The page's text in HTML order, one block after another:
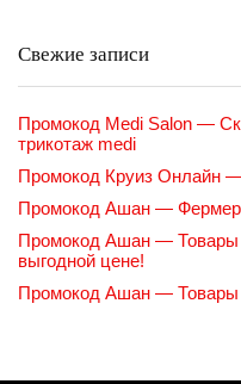
Свежие записи
Промокод Medi Salon —
трикотаж medi
Промокод Круиз Онлайн
Промокод Ашан —
Промокод Ашан —
выгодной цене!
Промокод Ашан — Товары